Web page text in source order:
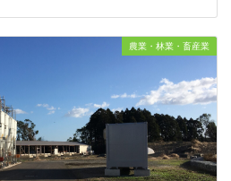
農業・林業・畜産業